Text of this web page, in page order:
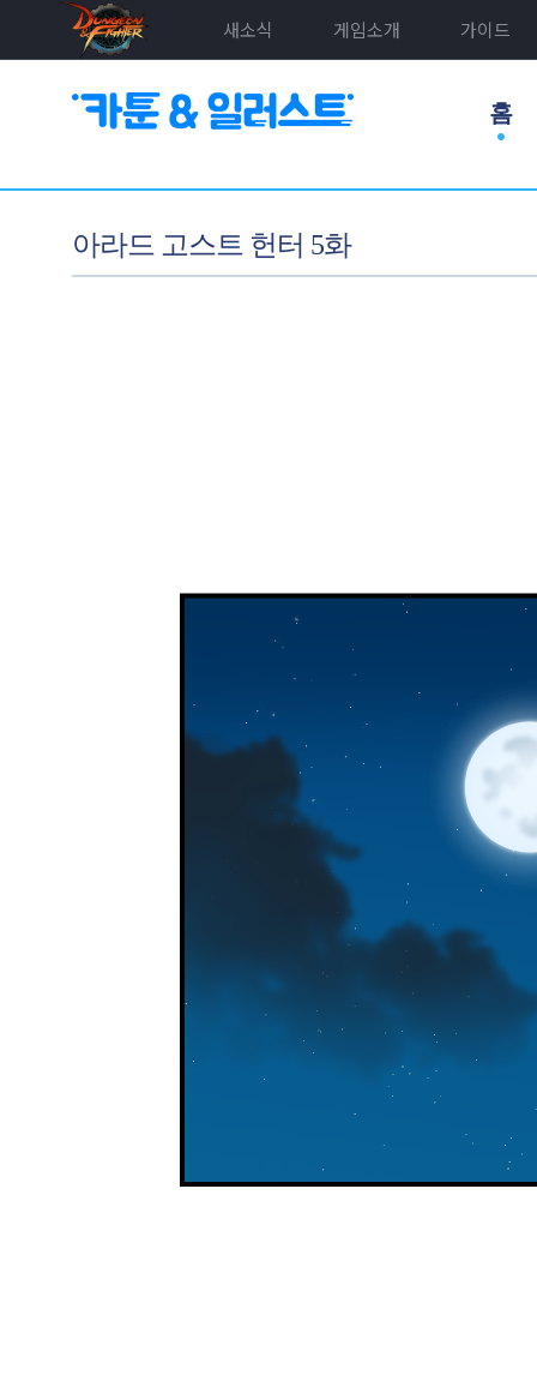
새소식 게임소개 가이드
홈
아라드 고스트 헌터 5화